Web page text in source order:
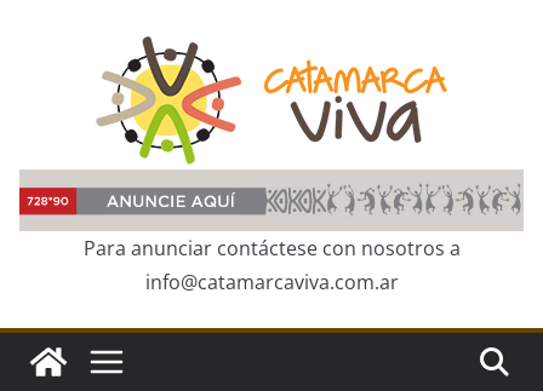
Para anunciar contáctese con nosotros a
info@catamarcaviva.com.ar